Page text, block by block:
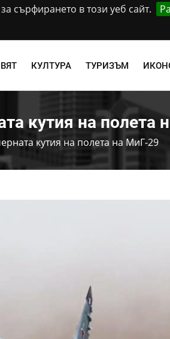
сърфирането в този уеб сайт.
КУЛТУРА ТУРИЗЪМ
кутия на полета
кутия на полета на МиГ-29